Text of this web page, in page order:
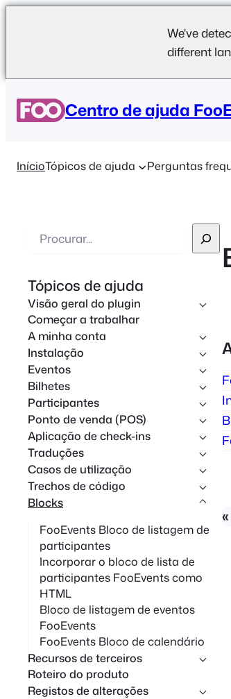
We've
different
Centro de ajuda
InícioTópicos de ajuda Perguntas
q
u
s
a
r
Tópicos de ajuda
Visão geral do plugin
Começar a trabalhar
A minha conta
Instalação
Eventos
Bilhetes
Participantes
Ponto de venda (POS)
Aplicação de check-ins
Traduções
Casos de utilização
Trechos de código
Blocks
FooEvents Bloco de listagem de
participantes
Incorporar o bloco de lista de
participantes FooEvents como
HTML
Bloco de listagem de eventos
FooEvents
FooEvents Bloco de calendário
Recursos de terceiros
Roteiro do produto
Registos de alterações
«